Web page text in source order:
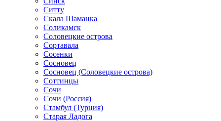
Ситту
Скала Шаманка
Соликамск
Соловецкие острова
Сортавала
Сосенки
Сосновец
Сосновец (Соловецкие острова)
Соттинцы
Сочи
Сочи (Россия)
Стамбул (Турция)
Старая Ладога